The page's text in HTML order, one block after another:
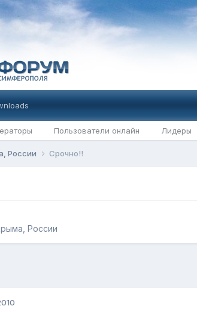
Пользователи онлайн Лидеры
России Срочно!!
России